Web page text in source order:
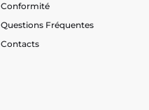
Conformité
Questions Fréquentes
Contacts